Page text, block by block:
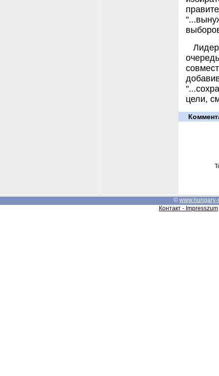
цели,
© www.hungary-
Контакт - Impresszum